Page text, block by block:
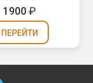
1900₽
ПЕРЕЙТИ